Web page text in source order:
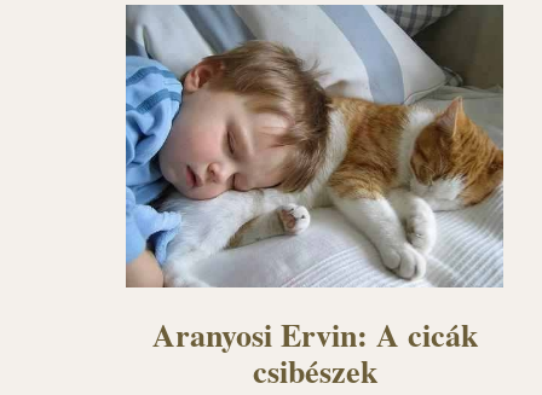
Aranyosi Ervin: A cicák
csibészek